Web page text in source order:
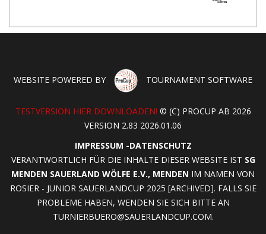
WEBSITE POWERED BY TOURNAMENT SOFTWARE
TESTVERSION HIER DOWNLOADEN! © (C) PROCUP AB 2026
VERSION 2.83 2026.01.06
IMPRESSUM -DATENSCHUTZ
VERANTWORTLICH FÜR DIE INHALTE DIESER WEBSITE IST SG
MENDEN SAUERLAND WÖLFE E.V., MENDEN IM NAMEN VON
ROSIER - JUNIOR SAUERLANDCUP 2025 [ARCHIVED]. FALLS SIE
PROBLEME HABEN, WENDEN SIE SICH BITTE AN
TURNIERBUERO@SAUERLANDCUP.COM.